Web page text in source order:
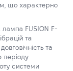
що характерно
лампа FUSION F-
та
та
періоду
системи